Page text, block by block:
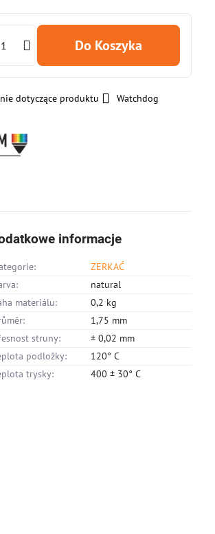
Do Koszyka
dotyczące produktu
Watchdog
informacje
ZERKAĆ
natural
materiálu:
0,2 kg
1,75 mm
struny:
± 0,02 mm
podložky:
120° C
trysky:
400 ± 30° C